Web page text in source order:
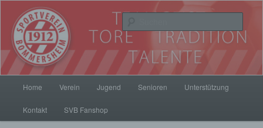
Inhalt
wechseln
SV Bommersheim 1912
Home Verein Jugend Senioren Unterstützung
Kontakt SVB Fanshop